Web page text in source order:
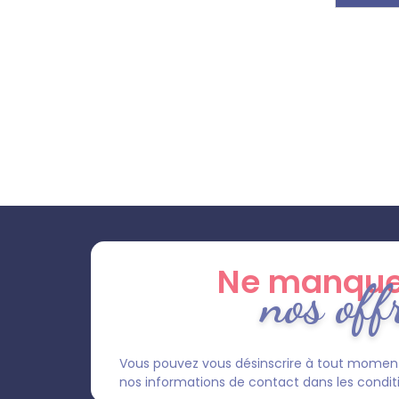
Nenos
Vous pouvez vous désinscrire à tout
nos informations de contact dans les